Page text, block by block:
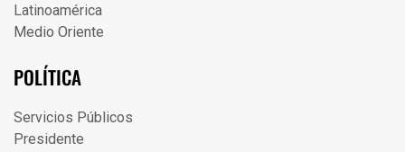
Latinoamérica
Medio Oriente
POLÍTICA
Servicios Públicos
Presidente